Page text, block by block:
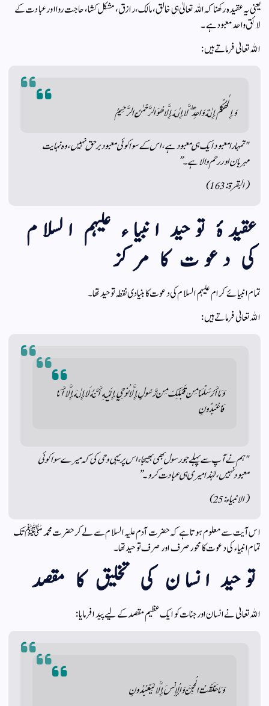
یعنی یہ عقیدہ رکھنا کہ اللہ تعالیٰ ہی خالق، مالک، رازق، مشکل کشا، حاجت روا اور عبادت کے
لائق واحد معبود ہے۔
اللہ تعالیٰ فرماتے ہیں:
وَإِلٰهُكُمْ إِلٰهٌ وَاحِدٌ ۖ لَّا إِلٰهَ إِلَّا هُوَ الرَّحْمٰنُ الرَّحِيمُ
"تمہارا معبود ایک ہی معبود ہے، اس کے سوا کوئی معبود برحق نہیں، وہ نہایت
مہربان اور رحم والا ہے۔”
(البقرۃ: 163)
عقیدۂ توحید انبیاء علیہم السلام
کی دعوت کا مرکز
تمام انبیائے کرام علیہم السلام کی دعوت کا بنیادی نقطہ توحید تھا۔
اللہ تعالیٰ فرماتے ہیں:
وَمَا أَرْسَلْنَا مِن قَبْلِكَ مِن رَّسُولٍ إِلَّا نُوحِي إِلَيْهِ أَنَّهُ لَا إِلٰهَ إِلَّا أَنَا
فَاعْبُدُونِ
"ہم نے آپ سے پہلے جو رسول بھی بھیجا، اس پر یہی وحی کی کہ میرے سوا کوئی
معبود نہیں، لہٰذا میری ہی عبادت کرو۔”
(الانبیاء: 25)
اس آیت سے معلوم ہوتا ہے کہ حضرت آدم علیہ السلام سے لے کر حضرت محمد ﷺ تک
تمام انبیاء کی دعوت کا محور صرف اور صرف توحید تھا۔
توحید انسان کی تخلیق کا مقصد
اللہ تعالیٰ نے انسان اور جنات کو ایک عظیم مقصد کے لیے پیدا فرمایا:
وَمَا خَلَقْتُ الْجِنَّ وَالْإِنسَ إِلَّا لِيَعْبُدُونِ